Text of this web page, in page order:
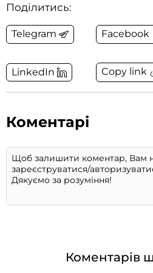
Поділитись:
Telegram Facebook
LinkedIn Copy link
Коментарі
Коментарів